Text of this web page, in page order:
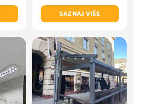
SAZNAJ VIŠE